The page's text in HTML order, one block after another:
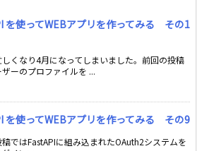
を使ってWEBアプリを作ってみる その1
くなり4月になってしまいました。前回の投稿
ーのプロファイルを ...
を使ってWEBアプリを作ってみる その9
ではFastAPIに組み込まれたOAuth2システムを